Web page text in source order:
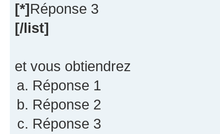
[*]Réponse 3
[/list]
et vous obtiendrez
Réponse 1
Réponse 2
Réponse 3